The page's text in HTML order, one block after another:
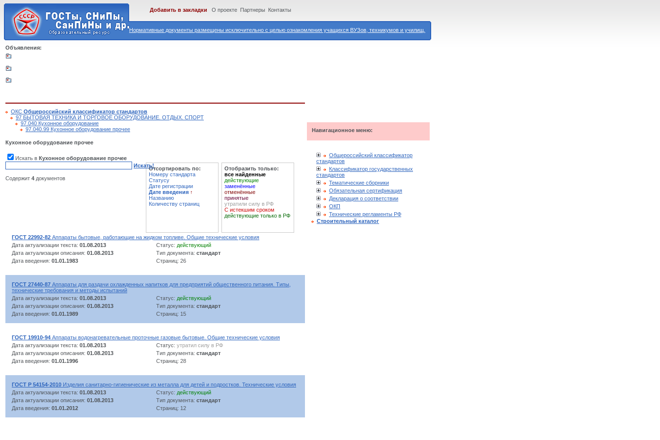
Нормативные документы размещены исключительно с целью ознакомления учащихся ВУЗов, техникумов и училищ.
Добавить в закладки О проекте Партнеры Контакты
Объявления:
ОКС Общероссийский классификатор стандартов
97 БЫТОВАЯ ТЕХНИКА И ТОРГОВОЕ ОБОРУДОВАНИЕ. ОТДЫХ. СПОРТ
97.040 Кухонное оборудование
97.040.99 Кухонное оборудование прочее
Кухонное оборудование прочее
Искать в Кухонное оборудование прочее
Искать!
Содержит 4 документов
Отсортировать по:
Номеру стандарта
Статусу
Дате регистрации
Дате введения ↑
Названию
Количеству страниц
Отобразить только:
все найденные
действующие
заменённые
отменённые
принятые
утратили силу в РФ
С истекшим сроком
действующие только в РФ
ГОСТ 22992-82 Аппараты бытовые, работающие на жидком топливе. Общие технические условия
Дата актуализации текста: 01.08.2013 Статус: действующий
Дата актуализации описания: 01.08.2013 Тип документа: стандарт
Дата введения: 01.01.1983 Страниц: 26
ГОСТ 27440-87 Аппараты для раздачи охлажденных напитков для предприятий общественного питания. Типы,
технические требования и методы испытаний
Дата актуализации текста: 01.08.2013 Статус: действующий
Дата актуализации описания: 01.08.2013 Тип документа: стандарт
Дата введения: 01.01.1989 Страниц: 15
ГОСТ 19910-94 Аппараты водонагревательные проточные газовые бытовые. Общие технические условия
Дата актуализации текста: 01.08.2013 Статус: утратил силу в РФ
Дата актуализации описания: 01.08.2013 Тип документа: стандарт
Дата введения: 01.01.1996 Страниц: 28
ГОСТ Р 54154-2010 Изделия санитарно-гигиенические из металла для детей и подростков. Технические условия
Дата актуализации текста: 01.08.2013 Статус: действующий
Дата актуализации описания: 01.08.2013 Тип документа: стандарт
Дата введения: 01.01.2012 Страниц: 12
Навигационное меню:
Общероссийский классификатор
стандартов
Классификатор государственных
стандартов
Тематические сборники
Обязательная сертификация
Декларация о соответствии
ОКП
Технические регламенты РФ
Строительный каталог